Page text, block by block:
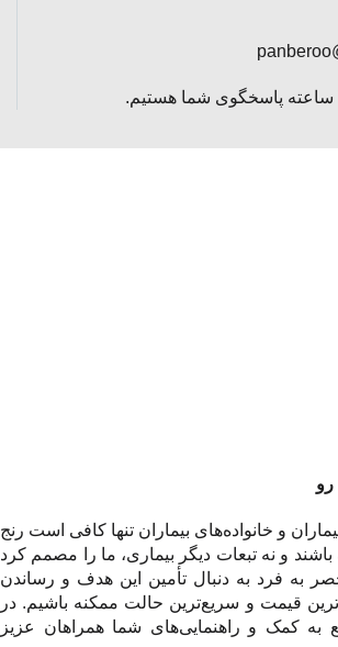
رو
و خانواده‌های بیماران تنها کافی است رنج
باشند و نه تبعات دیگر بیماری، ما را مصمم کرد
به فرد به دنبال تأمین این هدف و رساندن
قیمت و سریع‌ترین حالت ممکنه باشیم. در
به کمک و راهنمایی‌های شما همراهان عزیز